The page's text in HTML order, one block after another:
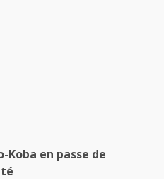
en passe de